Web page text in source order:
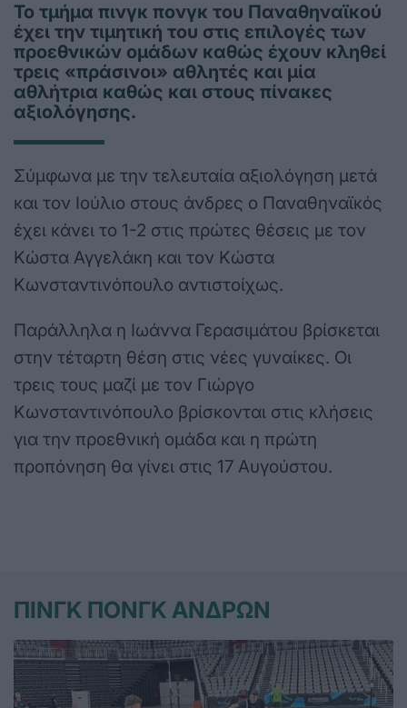
Το τμήμα πινγκ πονγκ του Παναθηναϊκού
έχει την τιμητική του στις επιλογές των
προεθνικών ομάδων καθώς έχουν κληθεί
τρεις «πράσινοι» αθλητές και μία
αθλήτρια καθώς και στους πίνακες
αξιολόγησης.
Σύμφωνα με την τελευταία αξιολόγηση μετά
και τον Ιούλιο στους άνδρες ο Παναθηναϊκός
έχει κάνει το 1-2 στις πρώτες θέσεις με τον
Κώστα Αγγελάκη και τον Κώστα
Κωνσταντινόπουλο αντιστοίχως.
Παράλληλα η Ιωάννα Γερασιμάτου βρίσκεται
στην τέταρτη θέση στις νέες γυναίκες. Οι
τρεις τους μαζί με τον Γιώργο
Κωνσταντινόπουλο βρίσκονται στις κλήσεις
για την προεθνική ομάδα και η πρώτη
προπόνηση θα γίνει στις 17 Αυγούστου.
ΠΙΝΓΚ ΠΟΝΓΚ ΑΝΔΡΩΝ